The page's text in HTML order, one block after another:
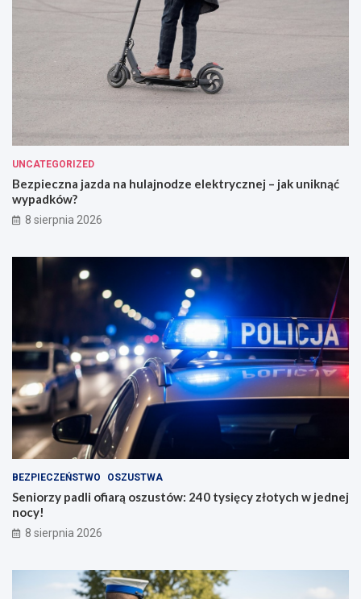
UNCATEGORIZED
Bezpieczna jazda na hulajnodze elektrycznej – jak uniknąć
wypadków?
8 sierpnia 2026
BEZPIECZEŃSTWO OSZUSTWA
Seniorzy padli ofiarą oszustów: 240 tysięcy złotych w jednej
nocy!
8 sierpnia 2026